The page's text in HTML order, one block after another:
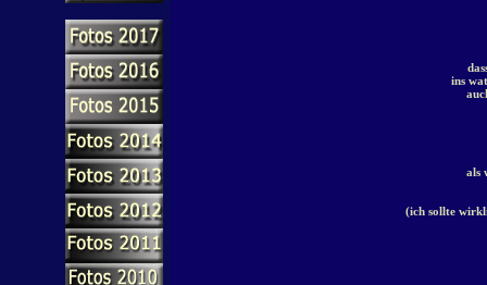
ins
als
(ich sollte